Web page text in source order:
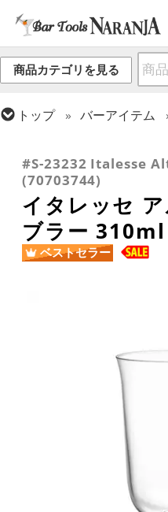
商品カテゴリを見る
トップ バーアイテム
イタレッセ
#S-23232 Italesse
(70703744)
イタレッセ
ブラー
ベストセラー